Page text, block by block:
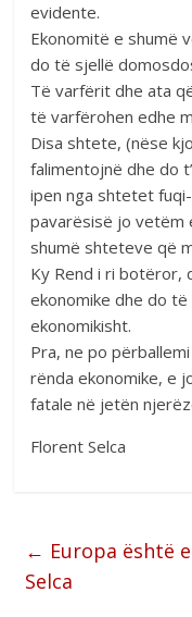
evidente.
Ekonomitë e shumë
do të sjellë
Të varfërit dhe ata
të varfërohen edhe
Disa shtete, (nëse
falimentojnë dhe do
ipen nga shtetet
pavarësisë jo vetëm
shumë shteteve që
Ky Rend i ri botëror,
ekonomike dhe do
ekonomikisht.
Pra, ne po
rënda ekonomike, e
fatale në jetën
Florent Selca
← Europa është
Selca